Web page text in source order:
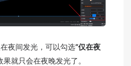
夜间发光，可以勾选“仅在夜
果就只会在夜晚发光了。